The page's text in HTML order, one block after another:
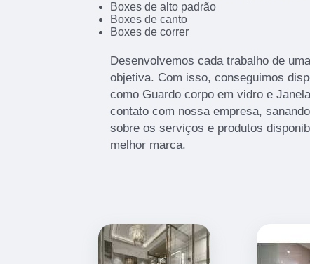
Boxes de alto padrão
Boxes de canto
Boxes de correr
Desenvolvemos cada trabalho de
objetiva. Com isso, conseguimos
como Guardo corpo em vidro e
contato com nossa empresa,
sobre os serviços e produtos
melhor marca.